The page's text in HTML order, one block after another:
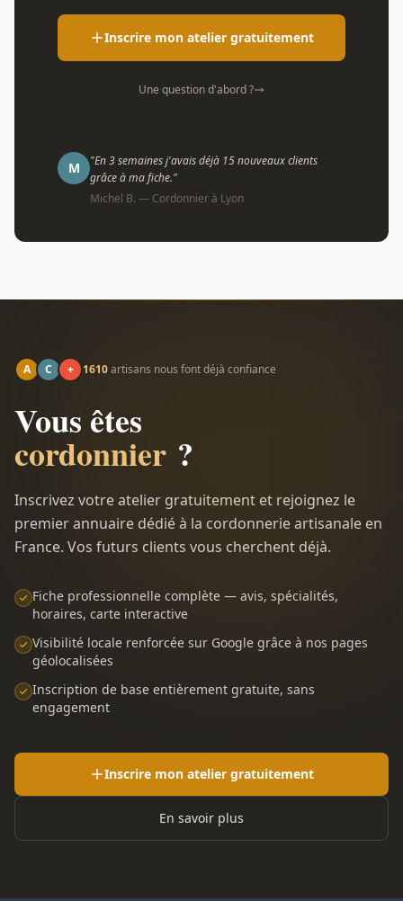
Inscrire mon atelier gratuitement
Une question d'abord ?
M
"En 3 semaines j'avais déjà 15 nouveaux clients
grâce à ma fiche."
Michel B. — Cordonnier à Lyon
A C + 1610artisans nous font déjà confiance
Vous êtes
cordonnier ?
Inscrivez votre atelier gratuitement et rejoignez le
premier annuaire dédié à la cordonnerie artisanale en
France. Vos futurs clients vous cherchent déjà.
Fiche professionnelle complète — avis, spécialités,
horaires, carte interactive
Visibilité locale renforcée sur Google grâce à nos pages
géolocalisées
Inscription de base entièrement gratuite, sans
engagement
Inscrire mon atelier gratuitement
En savoir plus